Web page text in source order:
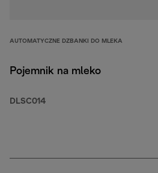
AUTOMATYCZNE DZBANKI DO MLEKA
Pojemnik na mleko
DLSC014